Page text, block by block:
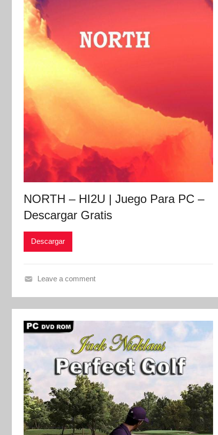
NORTH – HI2U | Juego Para PC –
Descargar Gratis
Descargar
Leave a comment